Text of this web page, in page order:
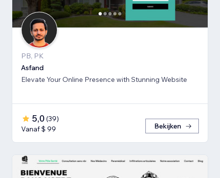
PB, PK
Asfand
Elevate Your Online Presence with Stunning Website
5,0 (39)
Vanaf $ 99
Bekijken